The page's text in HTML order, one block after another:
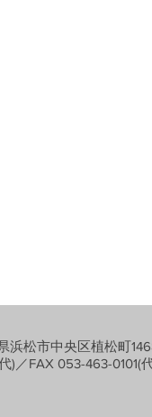
松市中央区植松町
)／FAX 053-463-0101(